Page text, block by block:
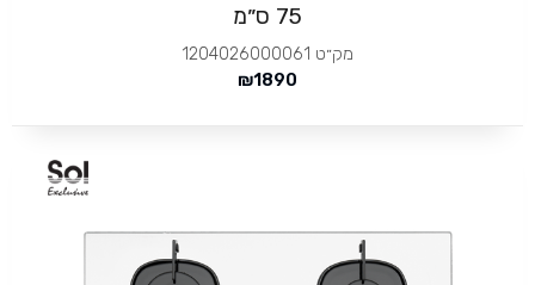
75 ס״מ
מק״ט 1204026000061
1890
₪